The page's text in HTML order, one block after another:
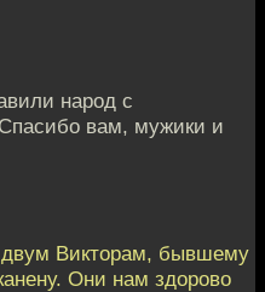
народ с
вам, мужики и
Викторам, бывшему
Они нам здорово